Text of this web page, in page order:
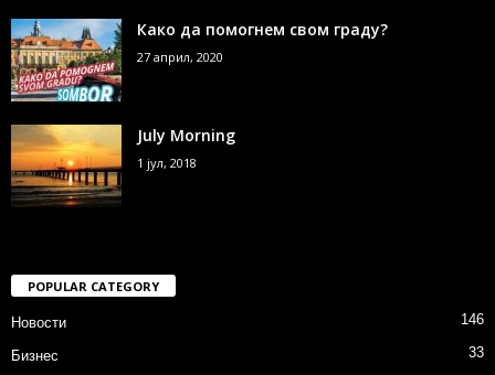
Како да помогнем свом граду?
27 април, 2020
July Morning
1 јул, 2018
POPULAR CATEGORY
Новости 146
Бизнес 33